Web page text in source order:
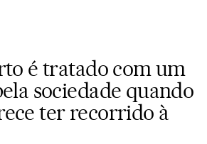
é tratado com um
sociedade quando
ter recorrido à